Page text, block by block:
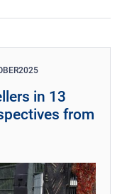
2025
in 13
from